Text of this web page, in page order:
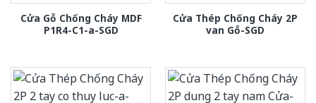
Cửa Gỗ Chống Cháy MDF
P1R4-C1-a-SGD
Cửa Thép Chống Cháy 2P
van Gỗ-SGD